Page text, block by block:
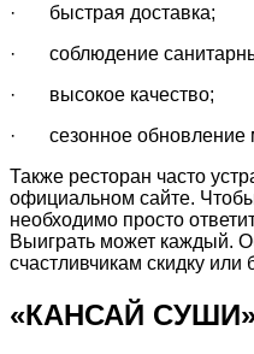
· быстрая доставка;
· соблюдение
· высокое качество;
· сезонное обновление
Также ресторан часто
официальном сайте.
необходимо просто
Выиграть может каждый.
счастливчикам скидку
«КАНСАЙ